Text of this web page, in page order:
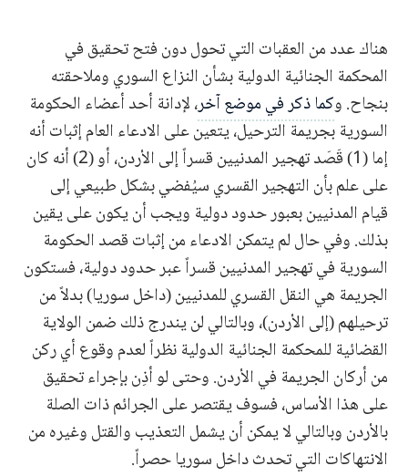
هناك عدد من العقبات التي تحول دون فتح تحقيق في
المحكمة الجنائية الدولية بشأن النزاع السوري وملاحقته
بنجاح. وكما ذكر في موضع آخر، لإدانة أحد أعضاء الحكومة
السورية بجريمة الترحيل، يتعين على الادعاء العام إثبات أنه
إما (1) قَصَد تهجير المدنيين قسراً إلى الأردن، أو (2) أنه كان
على علم بأن التهجير القسري سيُفضي بشكل طبيعي إلى
قيام المدنيين بعبور حدود دولية ويجب أن يكون على يقين
بذلك. وفي حال لم يتمكن الادعاء من إثبات قصد الحكومة
السورية في تهجير المدنيين قسراً عبر حدود دولية، فستكون
الجريمة هي النقل القسري للمدنيين (داخل سوريا) بدلاً من
ترحيلهم (إلى الأردن)، وبالتالي لن يندرج ذلك ضمن الولاية
القضائية للمحكمة الجنائية الدولية نظراً لعدم وقوع أي ركن
من أركان الجريمة في الأردن. وحتى لو أذِن بإجراء تحقيق
على هذا الأساس، فسوف يقتصر على الجرائم ذات الصلة
بالأردن وبالتالي لا يمكن أن يشمل التعذيب والقتل وغيره من
الانتهاكات التي تحدث داخل سوريا حصراً.